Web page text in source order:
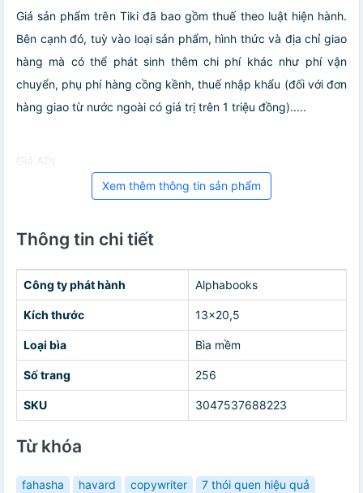
Giá sản phẩm trên Tiki đã bao gồm thuế theo luật hiện hành.
Bên cạnh đó, tuỳ vào loại sản phẩm, hình thức và địa chỉ giao
hàng mà có thể phát sinh thêm chi phí khác như phí vận
chuyển, phụ phí hàng cồng kềnh, thuế nhập khẩu (đối với đơn
hàng giao từ nước ngoài có giá trị trên 1 triệu đồng).....
Giá ADI
Xem thêm thông tin sản phẩm
Thông tin chi tiết
Công ty phát hành Alphabooks
Kích thước 13x20,5
Loại bìa Bìa mềm
Số trang 256
SKU 3047537688223
Từ khóa
fahasha havard copywriter
7 thói quen hiệu quả